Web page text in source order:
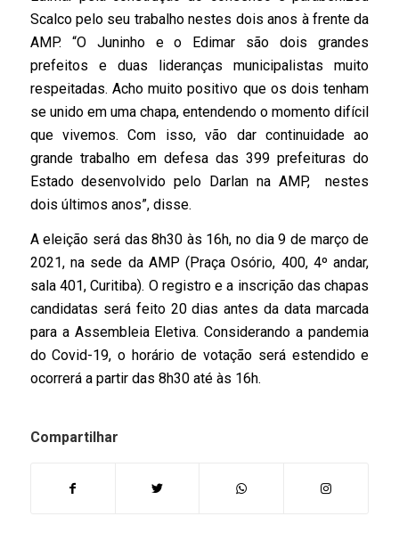
Scalco pelo seu trabalho nestes dois anos à frente da
AMP. “O Juninho e o Edimar são dois grandes
prefeitos e duas lideranças municipalistas muito
respeitadas. Acho muito positivo que os dois tenham
se unido em uma chapa, entendendo o momento difícil
que vivemos. Com isso, vão dar continuidade ao
grande trabalho em defesa das 399 prefeituras do
Estado desenvolvido pelo Darlan na AMP, nestes
dois últimos anos”, disse.
A eleição será das 8h30 às 16h, no dia 9 de março de
2021, na sede da AMP (Praça Osório, 400, 4º andar,
sala 401, Curitiba). O registro e a inscrição das chapas
candidatas será feito 20 dias antes da data marcada
para a Assembleia Eletiva. Considerando a pandemia
do Covid-19, o horário de votação será estendido e
ocorrerá a partir das 8h30 até às 16h.
Compartilhar